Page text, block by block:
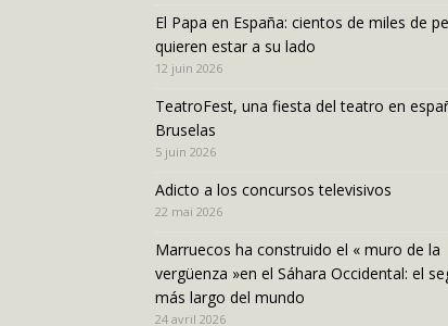
El Papa en España: cientos de miles de
quieren estar a su lado
12 juin 2026
TeatroFest, una fiesta del teatro en
Bruselas
5 juin 2026
Adicto a los concursos televisivos
22 mai 2026
Marruecos ha construido el « muro de la
vergüenza »en el Sáhara Occidental: el
más largo del mundo
24 avril 2026